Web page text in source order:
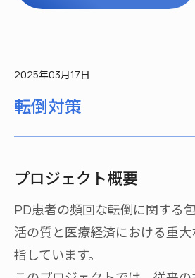
2025年03月17日
転倒対策
プロジェクト概要
PD患者の頻回な転倒に関する
活の質と医療経済における重
指しています。